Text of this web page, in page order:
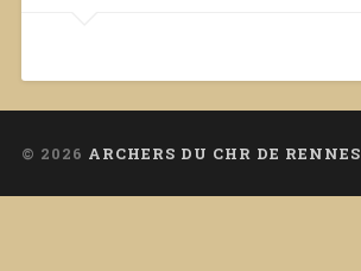
© 2026 ARCHERS DU CHR DE RENNES